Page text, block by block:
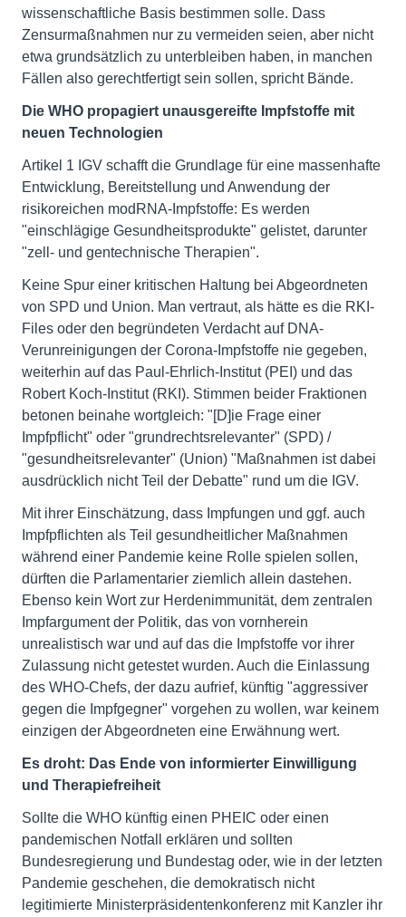
wissenschaftliche Basis bestimmen solle. Dass
Zensurmaßnahmen nur zu vermeiden seien, aber nicht
etwa grundsätzlich zu unterbleiben haben, in manchen
Fällen also gerechtfertigt sein sollen, spricht Bände.
Die WHO propagiert unausgereifte Impfstoffe mit
neuen Technologien
Artikel 1 IGV schafft die Grundlage für eine massenhafte
Entwicklung, Bereitstellung und Anwendung der
risikoreichen modRNA-Impfstoffe: Es werden
"einschlägige Gesundheitsprodukte" gelistet, darunter
"zell- und gentechnische Therapien".
Keine Spur einer kritischen Haltung bei Abgeordneten
von SPD und Union. Man vertraut, als hätte es die RKI-
Files oder den begründeten Verdacht auf DNA-
Verunreinigungen der Corona-Impfstoffe nie gegeben,
weiterhin auf das Paul-Ehrlich-Institut (PEI) und das
Robert Koch-Institut (RKI). Stimmen beider Fraktionen
betonen beinahe wortgleich: "[D]ie Frage einer
Impfpflicht" oder "grundrechtsrelevanter" (SPD) /
"gesundheitsrelevanter" (Union) "Maßnahmen ist dabei
ausdrücklich nicht Teil der Debatte" rund um die IGV.
Mit ihrer Einschätzung, dass Impfungen und ggf. auch
Impfpflichten als Teil gesundheitlicher Maßnahmen
während einer Pandemie keine Rolle spielen sollen,
dürften die Parlamentarier ziemlich allein dastehen.
Ebenso kein Wort zur Herdenimmunität, dem zentralen
Impfargument der Politik, das von vornherein
unrealistisch war und auf das die Impfstoffe vor ihrer
Zulassung nicht getestet wurden. Auch die Einlassung
des WHO-Chefs, der dazu aufrief, künftig "aggressiver
gegen die Impfgegner" vorgehen zu wollen, war keinem
einzigen der Abgeordneten eine Erwähnung wert.
Es droht: Das Ende von informierter Einwilligung
und Therapiefreiheit
Sollte die WHO künftig einen PHEIC oder einen
pandemischen Notfall erklären und sollten
Bundesregierung und Bundestag oder, wie in der letzten
Pandemie geschehen, die demokratisch nicht
legitimierte Ministerpräsidentenkonferenz mit Kanzler ihr